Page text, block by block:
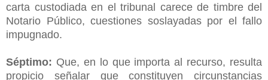
carta custodiada en el tribunal carece de timbre del
Notario Público, cuestiones soslayadas por el fallo
impugnado.
Séptimo: Que, en lo que importa al recurso, resulta
propicio señalar que constituyen circunstancias